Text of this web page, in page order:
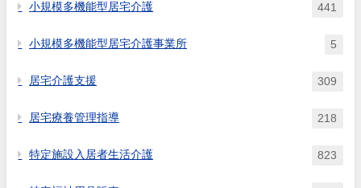
小規模多機能型居宅介護 441
小規模多機能型居宅介護事業所 5
居宅介護支援 309
居宅療養管理指導 218
特定施設入居者生活介護 823